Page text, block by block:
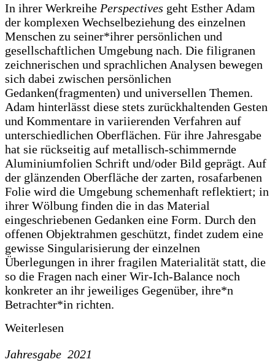
In ihrer Werkreihe Perspectives geht Esther Adam
der komplexen Wechselbeziehung des einzelnen
Menschen zu seiner*ihrer persönlichen und
gesellschaftlichen Umgebung nach. Die filigranen
zeichnerischen und sprachlichen Analysen bewegen
sich dabei zwischen persönlichen
Gedanken(fragmenten) und universellen Themen.
Adam hinterlässt diese stets zurückhaltenden Gesten
und Kommentare in variierenden Verfahren auf
unterschiedlichen Oberflächen. Für ihre Jahresgabe
hat sie rückseitig auf metallisch-schimmernde
Aluminiumfolien Schrift und/oder Bild geprägt. Auf
der glänzenden Oberfläche der zarten, rosafarbenen
Folie wird die Umgebung schemenhaft reflektiert; in
ihrer Wölbung finden die in das Material
eingeschriebenen Gedanken eine Form. Durch den
offenen Objektrahmen geschützt, findet zudem eine
gewisse Singularisierung der einzelnen
Überlegungen in ihrer fragilen Materialität statt, die
so die Fragen nach einer Wir-Ich-Balance noch
konkreter an ihr jeweiliges Gegenüber, ihre*n
Betrachter*in richten.
Weiterlesen
Jahresgabe 2021